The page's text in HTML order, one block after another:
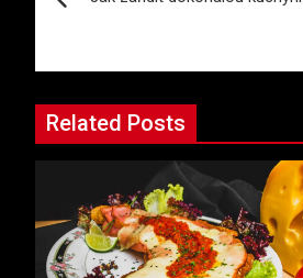
pro
příspěvek
Related Posts